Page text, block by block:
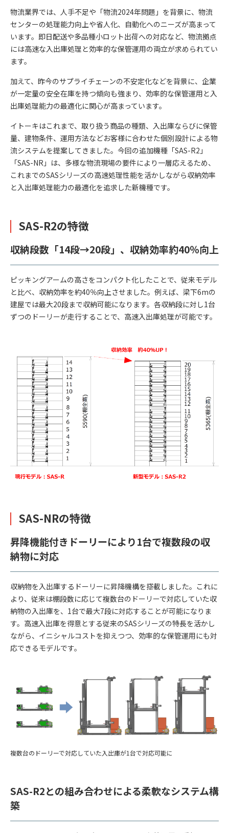
物流業界では、人手不足や「物流2024年問題」を背景に、物流
センターの処理能力向上や省人化、自動化へのニーズが高まって
います。即日配送や多品種小ロット出荷への対応など、物流拠点
には高速な入出庫処理と効率的な保管運用の両立が求められてい
ます。
加えて、昨今のサプライチェーンの不安定化などを背景に、企業
が一定量の安全在庫を持つ傾向も強まり、効率的な保管運用と入
出庫処理能力の最適化に関心が高まっています。
イトーキはこれまで、取り扱う商品の種類、入出庫ならびに保管
量、建物条件、運用方法などお客様に合わせた個別設計による物
流システムを提案してきました。今回の追加機種「SAS-R2」
「SAS-NR」は、多様な物流現場の要件により一層応えるため、
これまでのSASシリーズの高速処理性能を活かしながら収納効率
と入出庫処理能力の最適化を追求した新機種です。
SAS-R2の特徴
収納段数「14段→20段」、収納効率約40％向上
ピッキングアームの高さをコンパクト化したことで、従来モデル
と比べ、収納効率を約40％向上させました。例えば、梁下6mの
建屋では最大20段まで収納可能になります。各収納段に対し1台
ずつのドーリーが走行することで、高速入出庫処理が可能です。
SAS-NRの特徴
昇降機能付きドーリーにより1台で複数段の収
納物に対応
収納物を入出庫するドーリーに昇降機構を搭載しました。これに
より、従来は棚段数に応じて複数台のドーリーで対応していた収
納物の入出庫を、1台で最大7段に対応することが可能になりま
す。高速入出庫を得意とする従来のSASシリーズの特長を活かし
ながら、イニシャルコストを抑えつつ、効率的な保管運用にも対
応できるモデルです。
複数台のドーリーで対応していた入出庫が1台で対応可能に
SAS-R2との組み合わせによる柔軟なシステム構
築